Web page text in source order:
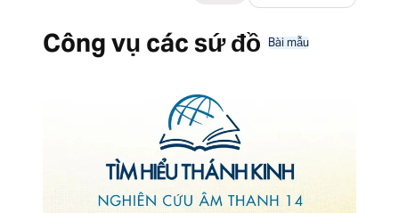
Công vụ các sứ đồ Bài mẫu